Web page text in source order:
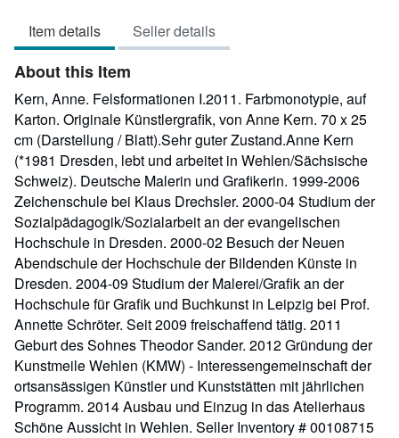
of
5
stars
Item details Seller details
About this Item
Kern, Anne. Felsformationen I.2011. Farbmonotypie, auf
Karton. Originale Künstlergrafik, von Anne Kern. 70 x 25
cm (Darstellung / Blatt).Sehr guter Zustand.Anne Kern
(*1981 Dresden, lebt und arbeitet in Wehlen/Sächsische
Schweiz). Deutsche Malerin und Grafikerin. 1999-2006
Zeichenschule bei Klaus Drechsler. 2000-04 Studium der
Sozialpädagogik/Sozialarbeit an der evangelischen
Hochschule in Dresden. 2000-02 Besuch der Neuen
Abendschule der Hochschule der Bildenden Künste in
Dresden. 2004-09 Studium der Malerei/Grafik an der
Hochschule für Grafik und Buchkunst in Leipzig bei Prof.
Annette Schröter. Seit 2009 freischaffend tätig. 2011
Geburt des Sohnes Theodor Sander. 2012 Gründung der
Kunstmeile Wehlen (KMW) - Interessengemeinschaft der
ortsansässigen Künstler und Kunststätten mit jährlichen
Programm. 2014 Ausbau und Einzug in das Atelierhaus
Schöne Aussicht in Wehlen. Seller Inventory # 00108715